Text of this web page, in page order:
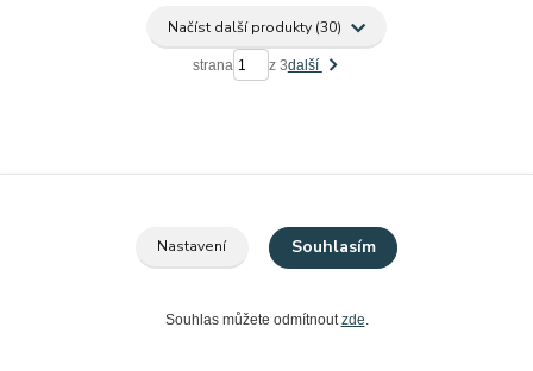
Načíst další produkty (30)
strana z 3další
Vše co vidíte, máme skladem
Expedujeme do 24 hodin
Nastavení Souhlasím
Souhlas můžete odmítnoutzde.